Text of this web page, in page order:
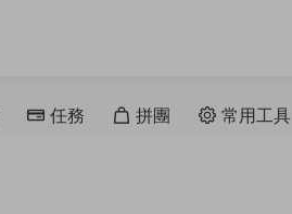
任務 拼團 常用工具